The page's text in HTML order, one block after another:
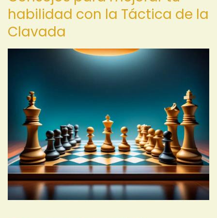
habilidad con la Táctica de la
Clavada